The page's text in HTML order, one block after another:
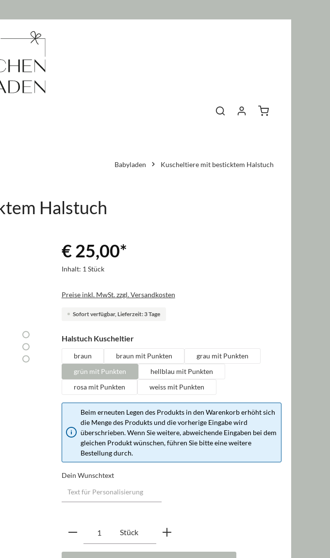
Warenkorb enthält 0
Babyladen Kuscheltiere mit besticktem Halstuch
Halstuch
€ 25,00*
Inhalt: 1 Stück
Preise inkl. MwSt. zzgl. Versandkosten
Sofort verfügbar, Lieferzeit: 3 Tage
Halstuch Kuscheltierauswählen
braun braun mit Punkten
grau mit Punkten
grün mit Punkten
hellblau mit Punkten
rosa mit Punkten
weiss mit Punkten
Beim erneuten Legen des Produkts in den Warenkorb erhöht sich
die Menge des Produkts und die vorherige Eingabe wird
überschrieben. Wenn Sie weitere, abweichende Eingaben bei dem
gleichen Produkt wünschen, führen Sie bitte eine weitere
Bestellung durch.
Dein Wunschtext
Produkt Anzahl: Gib den gewünschten Wert ein
Stück